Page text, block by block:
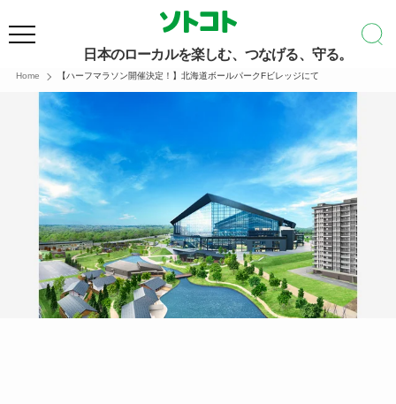
日本のローカルを楽しむ、つなげる、守る。
Home 【ハーフマラソン開催決定！】北海道ボールパークFビレッジにて